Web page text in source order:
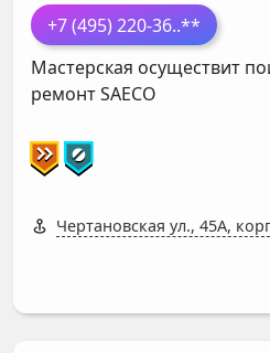
+7 (495) 220-36..**
Мастерская осуществит
ремонтSAECO
Чертановская ул., 45А,